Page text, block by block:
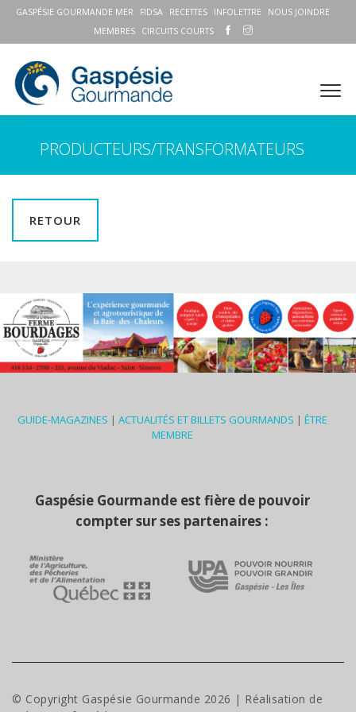
GASPÉSIE GOURMANDE MER FIDSA RECETTES INFOLETTRE
NOUS JOINDRE
MEMBRES
CIRCUITS COURTS
PRODUCTEURS/TRANSFORMATEURS
RETOUR
GUIDE-MAGAZINES | ACTUALITÉS ET BILLETS GOURMANDS | ÊTRE
MEMBRE
Gaspésie Gourmande est fière de pouvoir
compter sur ses partenaires :
© Copyright Gaspésie Gourmande 2026 | Réalisation de